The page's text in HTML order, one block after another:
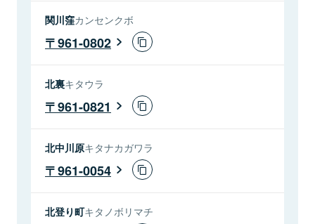
関川窪カンセンクボ
961-0802
北裏キタウラ
961-0821
北中川原キタナカガワラ
961-0054
北登り町キタノボリマチ